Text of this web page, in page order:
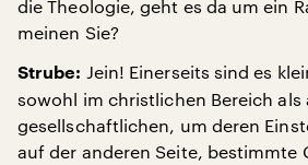
die Theologie, geht es da um ein
meinen Sie?
Strube: Jein! Einerseits sind es
sowohl im christlichen Bereich als
gesellschaftlichen, um deren
auf der anderen Seite, bestimmte